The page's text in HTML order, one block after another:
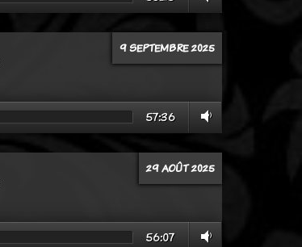
9 SEPTEMBRE 2025
57:36
29 AOÛT 2025
56:07